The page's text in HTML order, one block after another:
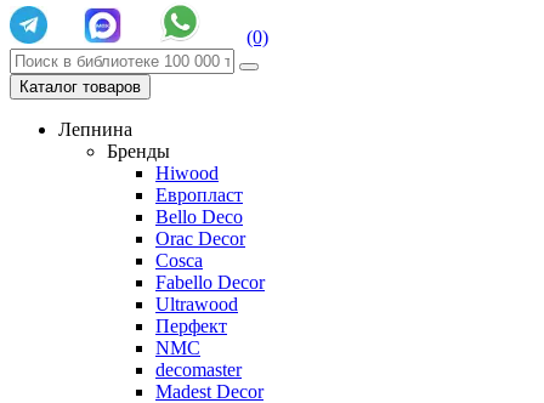
(0)
Каталог товаров
Лепнина
Бренды
Hiwood
Европласт
Bello Deco
Orac Decor
Cosca
Fabello Decor
Ultrawood
Перфект
NMC
decomaster
Madest Decor